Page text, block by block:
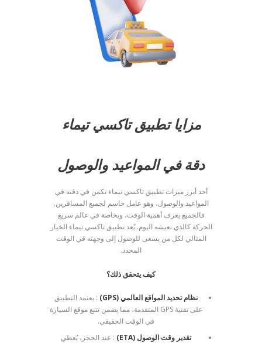
مزايا تطبيق تاكسي تيماء
دقة في المواعيد والوصول
أحد أبرز ميزات تطبيق تاكسي تيماء تكمن في دقته في
المواعيد والوصول، وهو عامل حاسم لجميع المسافرين.
فالجميع يعرف أهمية الوقت، وبخاصة في عالم سريع
الحركة كالذي نعيشه اليوم. يُعد تطبيق تاكسي تيماء الخيار
المثالي لكل من يسعى للوصول إلى وجهته في الوقت
المحدد.
كيف يتحقق ذلك؟
نظام تحديد المواقع العالمي (GPS)
: يعتمد التطبيق
على تقنية GPS المتقدمة، مما يضمن تتبع موقع السيارة
في الوقت الحقيقي.
تقدير وقت الوصول (ETA)
: عند الحجز، يُعطي